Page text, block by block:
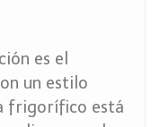
es el
un estilo
frigorífico está